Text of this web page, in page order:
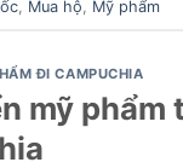
, Mua hộ, Mỹ phẩm
ĐI CAMPUCHIA
mỹ phẩm